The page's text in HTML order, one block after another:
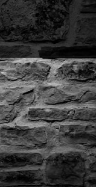
сразу после
существует —
— поможем решить
ежедневно с